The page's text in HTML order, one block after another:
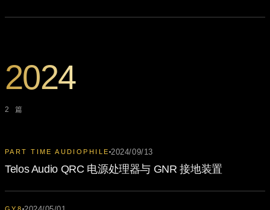
2024
2 篇
PART TIME AUDIOPHILE 2024/09/13
Telos Audio QRC 电源处理器与 GNR 接地装置